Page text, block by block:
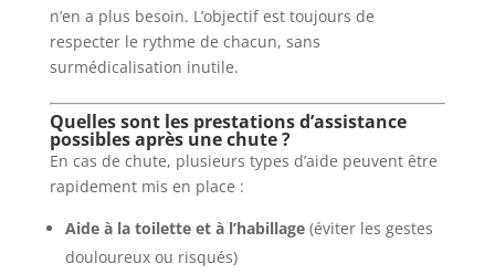
n’en a plus besoin. L’objectif est toujours de
respecter le rythme de chacun, sans
surmédicalisation inutile.
Quelles sont les prestations d’assistance
possibles après une chute ?
En cas de chute, plusieurs types d’aide peuvent être
rapidement mis en place :
Aide à la toilette et à l’habillage(éviter les gestes
douloureux ou risqués)